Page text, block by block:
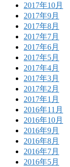
2017年10月
2017年9月
2017年8月
2017年7月
2017年6月
2017年5月
2017年4月
2017年3月
2017年2月
2017年1月
2016年11月
2016年10月
2016年9月
2016年8月
2016年7月
2016年5月